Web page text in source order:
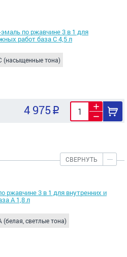
по ржавчине 3 в 1 для
работ база C 4,5 л
(насыщенные тона)
4 975
СВЕРНУТЬ
ржавчине 3 в 1 для внутренних и
A 1,8 л
(белая, светлые тона)